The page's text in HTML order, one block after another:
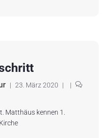
| 23. März 2020 | |
Matthäus kennen 1.